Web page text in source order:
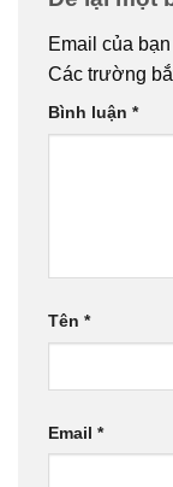
Email của
Các trường
Bình luận *
Tên *
Email *